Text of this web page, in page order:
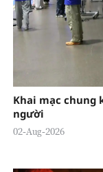
Khai mạc chung
người
02-Aug-2026